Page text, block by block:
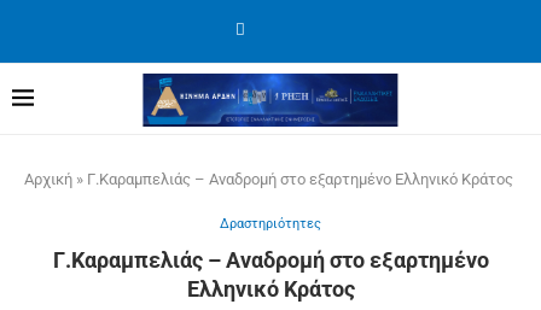
Αρχική » Γ.Καραμπελιάς – Αναδρομή στο εξαρτημένο Ελληνικό Κράτος
Δραστηριότητες
Γ.Καραμπελιάς – Αναδρομή στο εξαρτημένο
Ελληνικό Κράτος